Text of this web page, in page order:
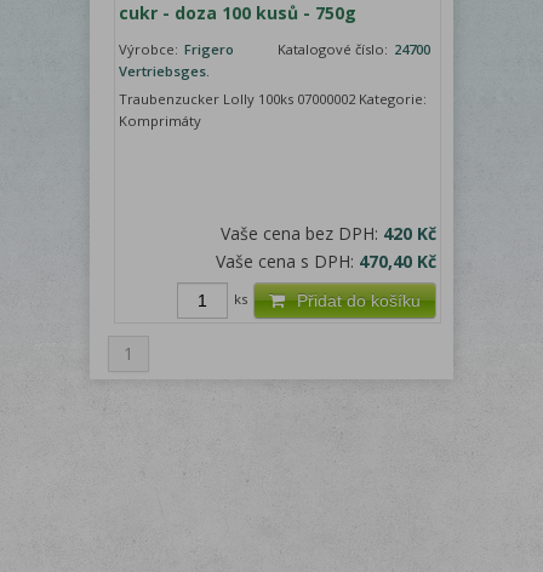
cukr - doza 100 kusů - 750g
Výrobce: Frigero
Vertriebsges.
Katalogové číslo: 24700
Traubenzucker Lolly 100ks 07000002 Kategorie:
Komprimáty
Vaše cena bez DPH: 420 Kč
Vaše cena s DPH: 470,40 Kč
Přidat do košíku
ks
1